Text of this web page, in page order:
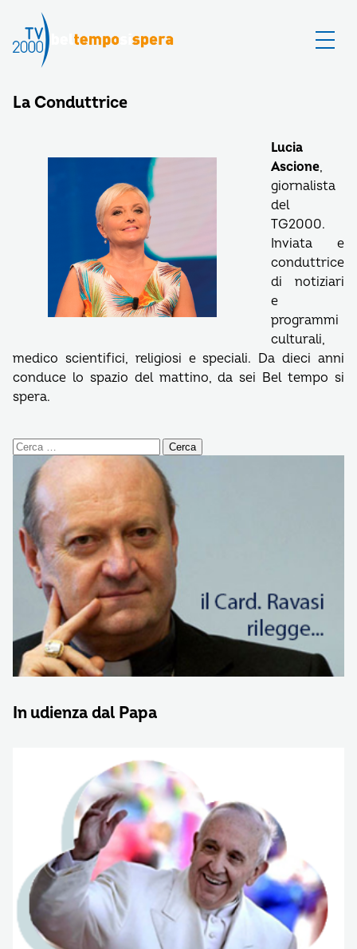
La Conduttrice
Lucia
Ascione,
giornalista
del
TG2000.
Inviata e
conduttrice
di notiziari
e
programmi
culturali,
medico scientifici, religiosi e speciali. Da dieci anni
conduce lo spazio del mattino, da sei Bel tempo si
spera.
Ricerca
per:
In udienza dal Papa